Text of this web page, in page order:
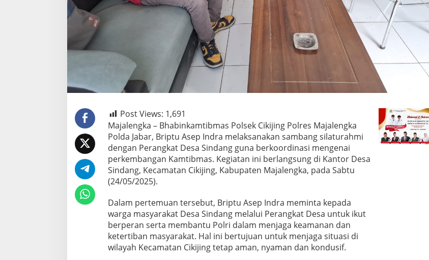
Post Views: 1,691
Majalengka – Bhabinkamtibmas Polsek Cikijing Polres Majalengka
Polda Jabar, Briptu Asep Indra melaksanakan sambang silaturahmi
dengan Perangkat Desa Sindang guna berkoordinasi mengenai
perkembangan Kamtibmas. Kegiatan ini berlangsung di Kantor Desa
Sindang, Kecamatan Cikijing, Kabupaten Majalengka, pada Sabtu
(24/05/2025).
Dalam pertemuan tersebut, Briptu Asep Indra meminta kepada
warga masyarakat Desa Sindang melalui Perangkat Desa untuk ikut
berperan serta membantu Polri dalam menjaga keamanan dan
ketertiban masyarakat. Hal ini bertujuan untuk menjaga situasi di
wilayah Kecamatan Cikijing tetap aman, nyaman dan kondusif.